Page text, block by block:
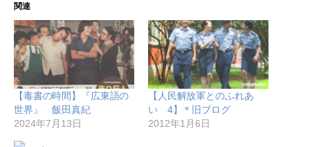
関連
【毒書の時間】『広東語の
世界』 飯田真紀
2024年7月13日
【人民解放軍とのふれあ
い 4】＊旧ブログ
2012年1月6日